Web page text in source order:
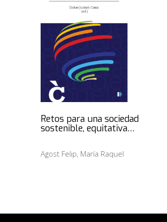
Retos para una sociedad
sostenible, equitativa…
Agost Felip, María Raquel